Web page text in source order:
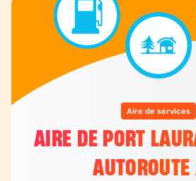
Aire de services
AIRE DE PORT
AUTOROUTE